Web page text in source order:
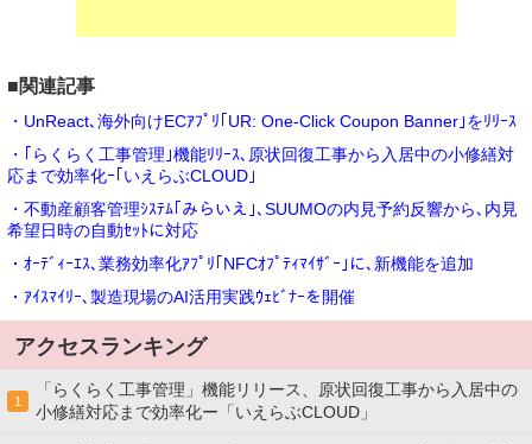
■関連記事
・UnReact､海外向けECｱﾌﾟﾘ｢UR: One-Click Coupon Banner｣をﾘﾘｰｽ
・｢らくらく工事管理｣機能ﾘﾘｰｽ､原状回復工事から入居中の小修繕対
応まで効率化ｰ｢いえらぶCLOUD｣
・不動産顧客管理ｼｽﾃﾑ｢みらいえ｣､SUUMOの内見予約反響から､内見
希望日時の自動ｾｯﾄに対応
・ｵｰﾃﾞｨｰｴｽ､業務効率化ｱﾌﾟﾘ｢NFCｵﾌﾟﾃｨﾏｲｻﾞｰ｣に､新機能を追加
・ｱｲｽﾏｲﾘｰ､製造現場のAI活用実践ｳｪﾋﾞﾅｰを開催
アクセスランキング
1
「らくらく工事管理」機能リリース、原状回復工事から入居中の
小修繕対応まで効率化ー「いえらぶCLOUD」